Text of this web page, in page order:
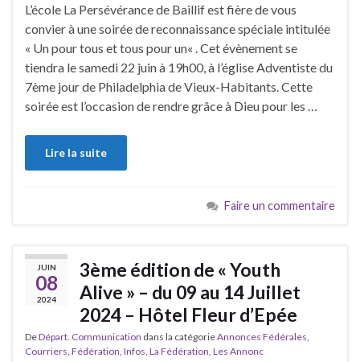
L’école La Persévérance de Baillif est fière de vous
convier à une soirée de reconnaissance spéciale intitulée
« Un pour tous et tous pour un« . Cet évènement se
tiendra le samedi 22 juin à 19h00, à l’église Adventiste du
7ème jour de Philadelphia de Vieux-Habitants. Cette
soirée est l’occasion de rendre grâce à Dieu pour les …
Lire la suite
Faire un commentaire
JUIN
08
2024
3ème édition de « Youth
Alive » – du 09 au 14 Juillet
2024 – Hôtel Fleur d’Epée
DeDépart. Communication dans la catégorieAnnonces Fédérales
Courriers Fédération Infos La Fédération Les Annonc